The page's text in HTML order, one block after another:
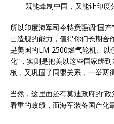
——既能牵制中国，又能让印度分
所以印度海军司令特意强调“国
己造舰的能力，值得你们长期合
是美国的LM-2500燃气轮机、以
化”，实则是把美以这些国家绑
板，又巩固了同盟关系，一举两得
当然，这里面还有莫迪政府的“
看重的政绩，而海军装备国产化